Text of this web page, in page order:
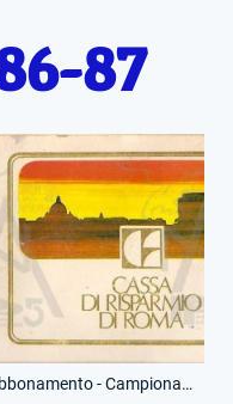
87
Abbonamento - Campionato Serie B - Distinti Nord - (Retro)